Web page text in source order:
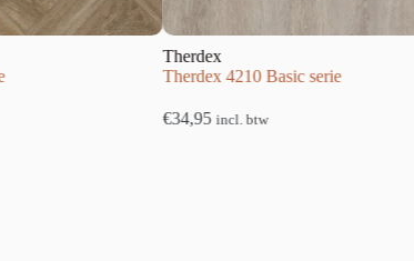
Therdex
Therdex 4210 Basic serie
€34,95 incl. btw